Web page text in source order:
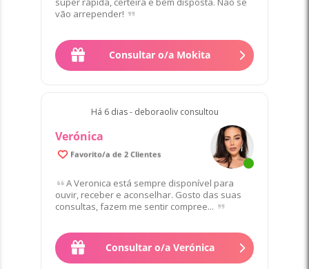
vão arrepender!
Consultar o/a Mokita
Há 6 dias - deboraoliv consultou
Verónica
100% de Clientes satisfeitos/as
Favorito/a de 2 Clientes
A Veronica está sempre disponível para
ouvir, receber e aconselhar. Gosto das suas
consultas, fazem me sentir compree...
Consultar o/a Verónica